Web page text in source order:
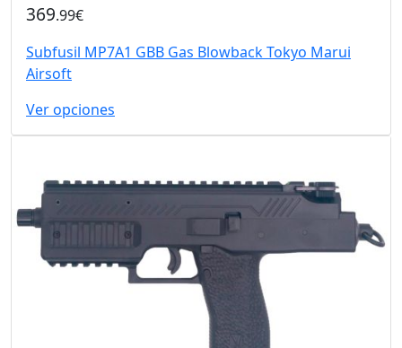
369.99€
Subfusil MP7A1 GBB Gas Blowback Tokyo Marui
Airsoft
Ver opciones